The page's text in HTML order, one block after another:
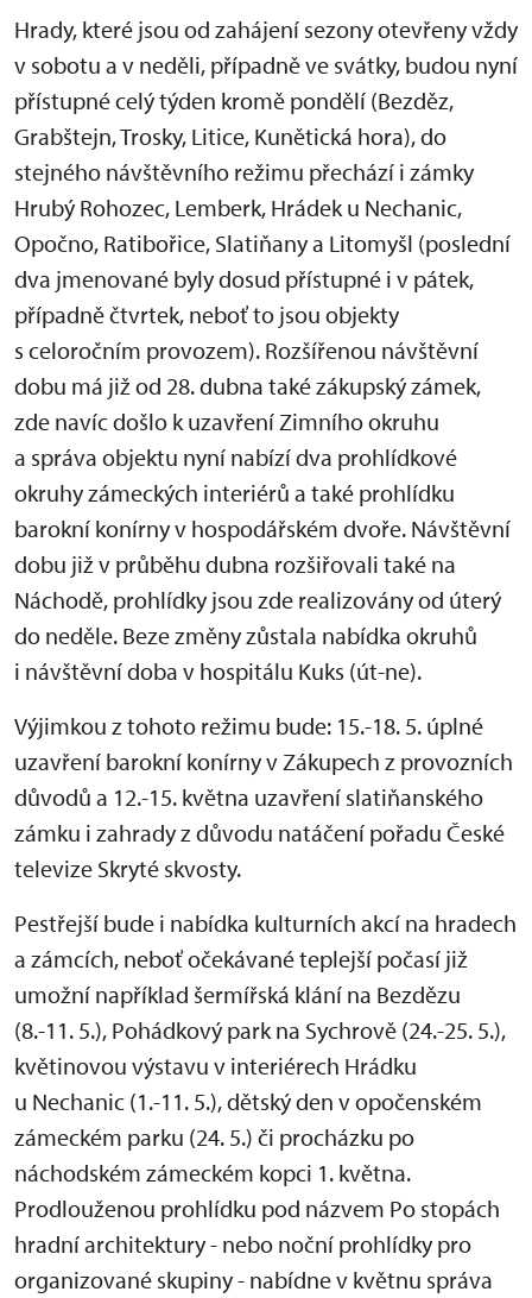
Hrady, které jsou od zahájení sezony otevřeny vždy
v sobotu a v neděli, případně ve svátky, budou nyní
přístupné celý týden kromě pondělí (Bezděz,
Grabštejn, Trosky, Litice, Kunětická hora), do
stejného návštěvního režimu přechází i zámky
Hrubý Rohozec, Lemberk, Hrádek u Nechanic,
Opočno, Ratibořice, Slatiňany a Litomyšl (poslední
dva jmenované byly dosud přístupné i v pátek,
případně čtvrtek, neboť to jsou objekty
s celoročním provozem). Rozšířenou návštěvní
dobu má již od 28. dubna také zákupský zámek,
zde navíc došlo k uzavření Zimního okruhu
a správa objektu nyní nabízí dva prohlídkové
okruhy zámeckých interiérů a také prohlídku
barokní konírny v hospodářském dvoře. Návštěvní
dobu již v průběhu dubna rozšiřovali také na
Náchodě, prohlídky jsou zde realizovány od úterý
do neděle. Beze změny zůstala nabídka okruhů
i návštěvní doba v hospitálu Kuks (út-ne).
Výjimkou z tohoto režimu bude: 15.-18. 5. úplné
uzavření barokní konírny v Zákupech z provozních
důvodů a 12.-15. května uzavření slatiňanského
zámku i zahrady z důvodu natáčení pořadu České
televize Skryté skvosty.
Pestřejší bude i nabídka kulturních akcí na hradech
a zámcích, neboť očekávané teplejší počasí již
umožní například šermířská klání na Bezdězu
(8.-11. 5.), Pohádkový park na Sychrově (24.-25. 5.),
květinovou výstavu v interiérech Hrádku
u Nechanic (1.-11. 5.), dětský den v opočenském
zámeckém parku (24. 5.) či procházku po
náchodském zámeckém kopci 1. května.
Prodlouženou prohlídku pod názvem Po stopách
hradní architektury - nebo noční prohlídky pro
organizované skupiny - nabídne v květnu správa